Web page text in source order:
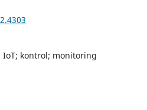
IoT; kontrol; monitoring